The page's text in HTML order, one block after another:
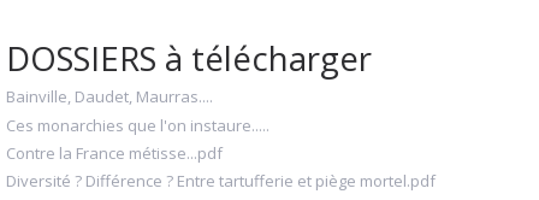
DOSSIERS à télécharger
Bainville, Daudet, Maurras....
Ces monarchies que l'on instaure.....
Contre la France métisse...pdf
Diversité ? Différence ? Entre tartufferie et piège mortel.pdf